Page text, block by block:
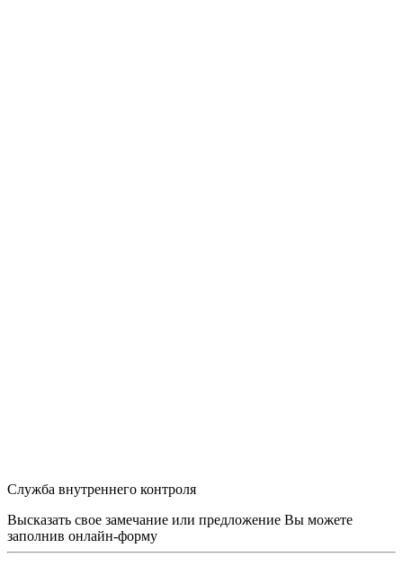
Служба внутреннего контроля
Высказать свое замечание или предложение Вы можете
заполнив онлайн-форму